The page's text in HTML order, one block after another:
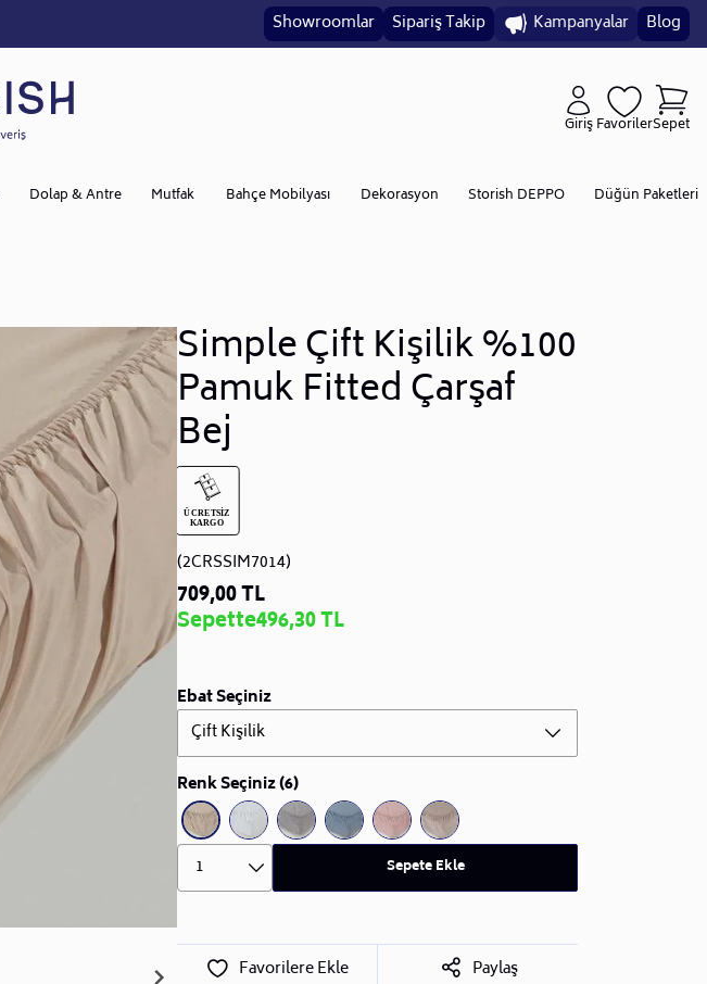
Showroomlar Sipariş Takip Kampanyalar Blog
GirişFavorilerSepet
Dolap & Antre Mutfak Bahçe Mobilyası Dekorasyon Storish DEPPO Düğün Paketleri
Simple Çift Kişilik %100
Pamuk Fitted Çarşaf
Bej
(2CRSSIM7014)
709,00 TL
Sepette496,30 TL
Ebat Seçiniz
Çift Kişilik
Renk Seçiniz (6)
1 Sepete Ekle
Favorilere Ekle Paylaş